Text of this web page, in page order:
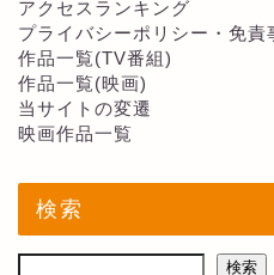
アクセスランキング
プライバシーポリシー・免責
作品一覧(TV番組)
作品一覧(映画)
当サイトの変遷
映画作品一覧
検索
検索